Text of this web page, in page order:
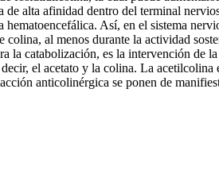
alta afinidad dentro del terminal
Así, en el sistema
al menos durante la actividad
la catabolización, es la intervención de
el acetato y la colina. La acetilcolina
anticolinérgica se ponen de